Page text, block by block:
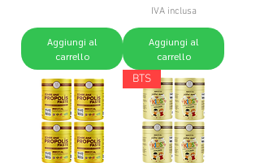
Aggiungi al
carrello
IVA inclusa
Aggiungi al
carrello
BTS